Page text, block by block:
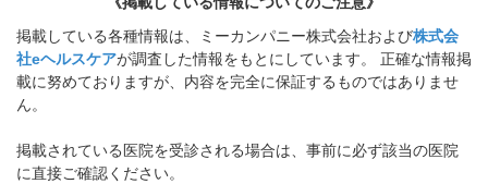
掲載している各種情報は、ミーカンパニー株式会社および株式会
社eヘルスケアが調査した情報をもとにしています。 正確な情報掲
載に努めておりますが、内容を完全に保証するものではありませ
ん。
掲載されている医院を受診される場合は、事前に必ず該当の医院
に直接ご確認ください。